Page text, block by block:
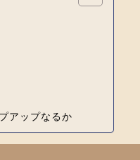
アップなるか